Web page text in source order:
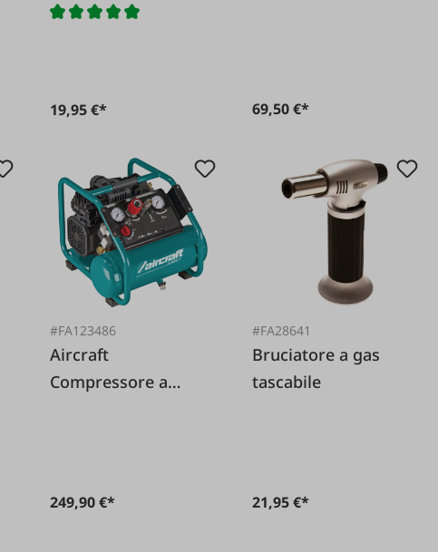
trapani
19,95 €* 69,50 €*
#FA123486
Aircraft
Compressore a
249,90 €*
#FA28641
Bruciatore a gas
tascabile
21,95 €*